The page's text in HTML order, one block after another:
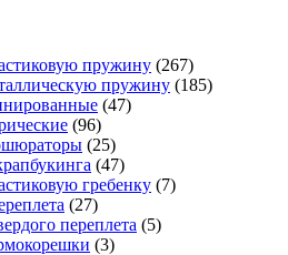
пружину (267)
пружину (185)
(47)
(96)
(25)
(47)
гребенку (7)
(27)
переплета (5)
(3)